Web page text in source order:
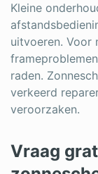
Kleine
uitvoeren. Voor
raden.
verkeerd
veroorzaken.
Vraag